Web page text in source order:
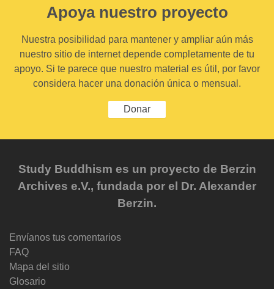
Apoya nuestro proyecto
Nuestra posibilidad para mantener y ampliar aún más
nuestro sitio de internet depende completamente de tu
apoyo. Si te parece que nuestro material es útil, por favor
considera hacer una donación única o mensual.
Donar
Study Buddhism es un proyecto de Berzin
Archives e.V., fundada por el Dr. Alexander
Berzin.
Envíanos tus comentarios
FAQ
Mapa del sitio
Glosario